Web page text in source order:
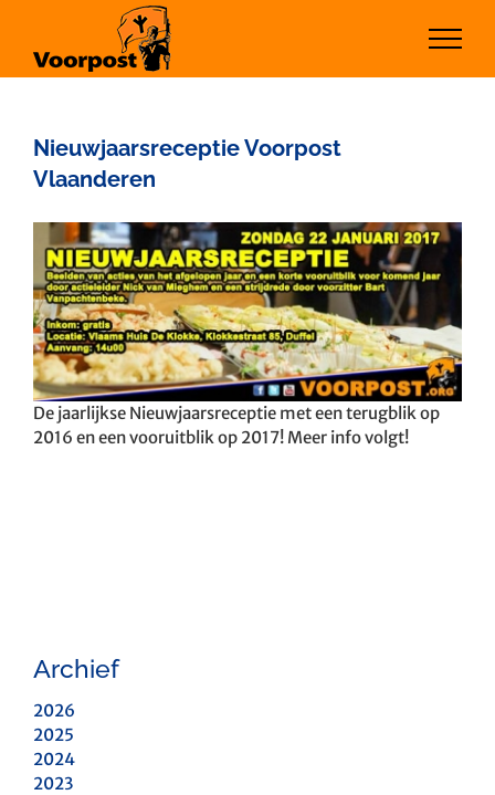
inhoud
Nieuwjaarsreceptie Voorpost
Vlaanderen
Bekijk
grotere
afbeelding
De jaarlijkse Nieuwjaarsreceptie met een terugblik op
2016 en een vooruitblik op 2017! Meer info volgt!
Archief
2026
2025
2024
2023